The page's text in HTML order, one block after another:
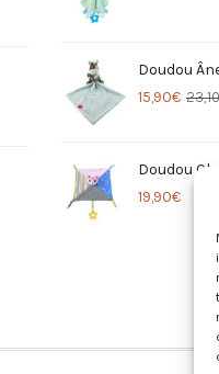
Doudou
23,10
15,90€
Doudou
19,90€